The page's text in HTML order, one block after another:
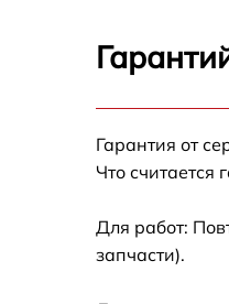
Прошивка
Гарантия от
Что считается
Для работ:
запчасти).